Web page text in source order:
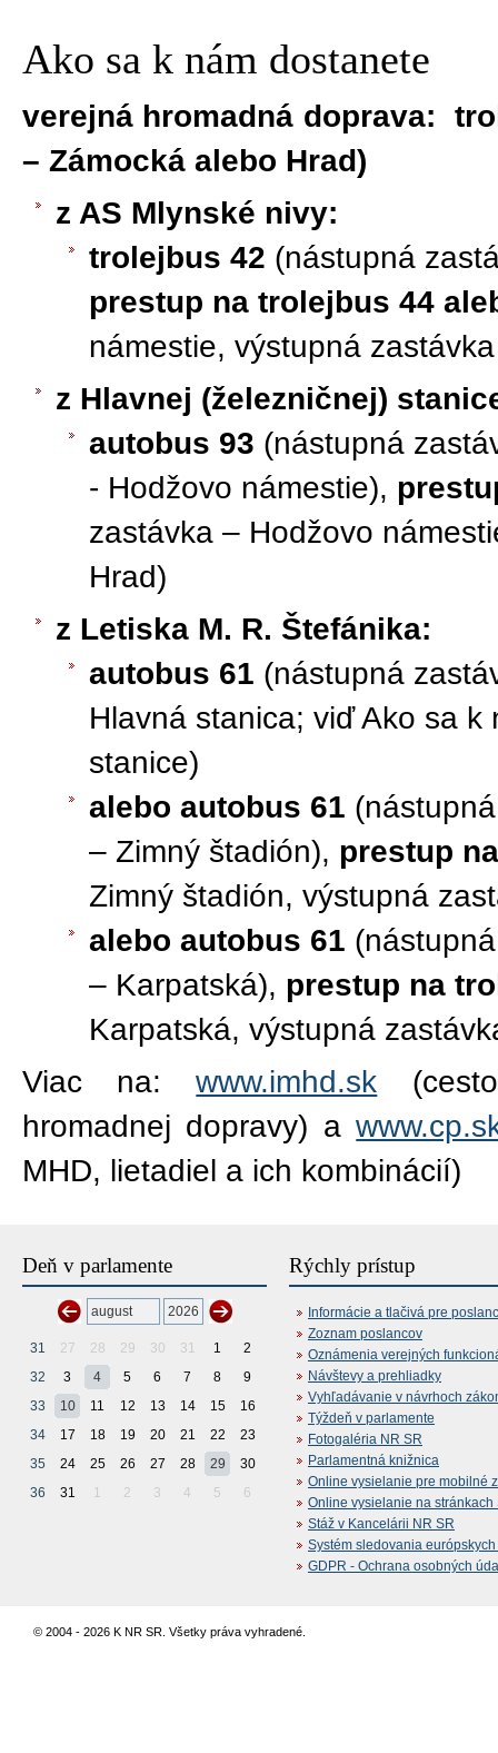
Ako sa k nám dostanete
verejná hromadná doprava:
– Zámocká alebo Hrad)
z AS Mlynské nivy:
trolejbus 42 (nástupná
prestup na trolejbus 44
námestie, výstupná
z Hlavnej (železničnej)
autobus 93 (nástupná
- Hodžovo námestie),
zastávka – Hodžovo
Hrad)
z Letiska M. R. Štefánika:
autobus 61 (nástupná
Hlavná stanica; viď Ako sa
stanice)
alebo autobus 61
– Zimný štadión), prestup
Zimný štadión, výstupná
alebo autobus 61
– Karpatská), prestup na
Karpatská, výstupná
Viac na:www.imhd.sk
hromadnej dopravy) a
MHD, lietadiel a ich kombinácií)
Deň v parlamente
31 27 28 29 30 31 1
2
32
3 4 5 6 7 8
9
33
10 11 12 13 14 15
16
34
17 18 19 20 21 22
23
35
24 25 26 27 28 29
30
36
31 1 2 3 4 5 6
Rýchly prístup
Informácie a tlačivá pre
Zoznam poslancov
Oznámenia verejných
Návštevy a prehliadky
Vyhľadávanie v návrhoch
Týždeň v parlamente
Fotogaléria NR SR
Parlamentná knižnica
Online vysielanie pre mobilné
Online vysielanie na stránkach
Stáž v Kancelárii NR SR
Systém sledovania
GDPR - Ochrana osobných
© 2004 - 2026 K NR SR. Všetky práva vyhradené.